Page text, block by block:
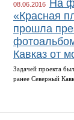
08.06.2016 На
«Красная
прошла
Кавказ от
Задачей проекта
ранее Северный